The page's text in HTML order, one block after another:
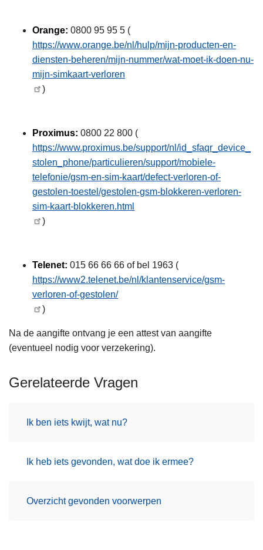
Orange: 0800 95 95 5 (
https://www.orange.be/nl/hulp/mijn-producten-en-
diensten-beheren/mijn-nummer/wat-moet-ik-doen-nu-
mijn-simkaart-verloren
)
Proximus: 0800 22 800 (
https://www.proximus.be/support/nl/id_sfaqr_device_
stolen_phone/particulieren/support/mobiele-
telefonie/gsm-en-sim-kaart/defect-verloren-of-
gestolen-toestel/gestolen-gsm-blokkeren-verloren-
sim-kaart-blokkeren.html
)
Telenet: 015 66 66 66 of bel 1963 (
https://www2.telenet.be/nl/klantenservice/gsm-
verloren-of-gestolen/
)
Na de aangifte ontvang je een attest van aangifte
(eventueel nodig voor verzekering).
Gerelateerde Vragen
Ik ben iets kwijt, wat nu?
Ik heb iets gevonden, wat doe ik ermee?
Overzicht gevonden voorwerpen